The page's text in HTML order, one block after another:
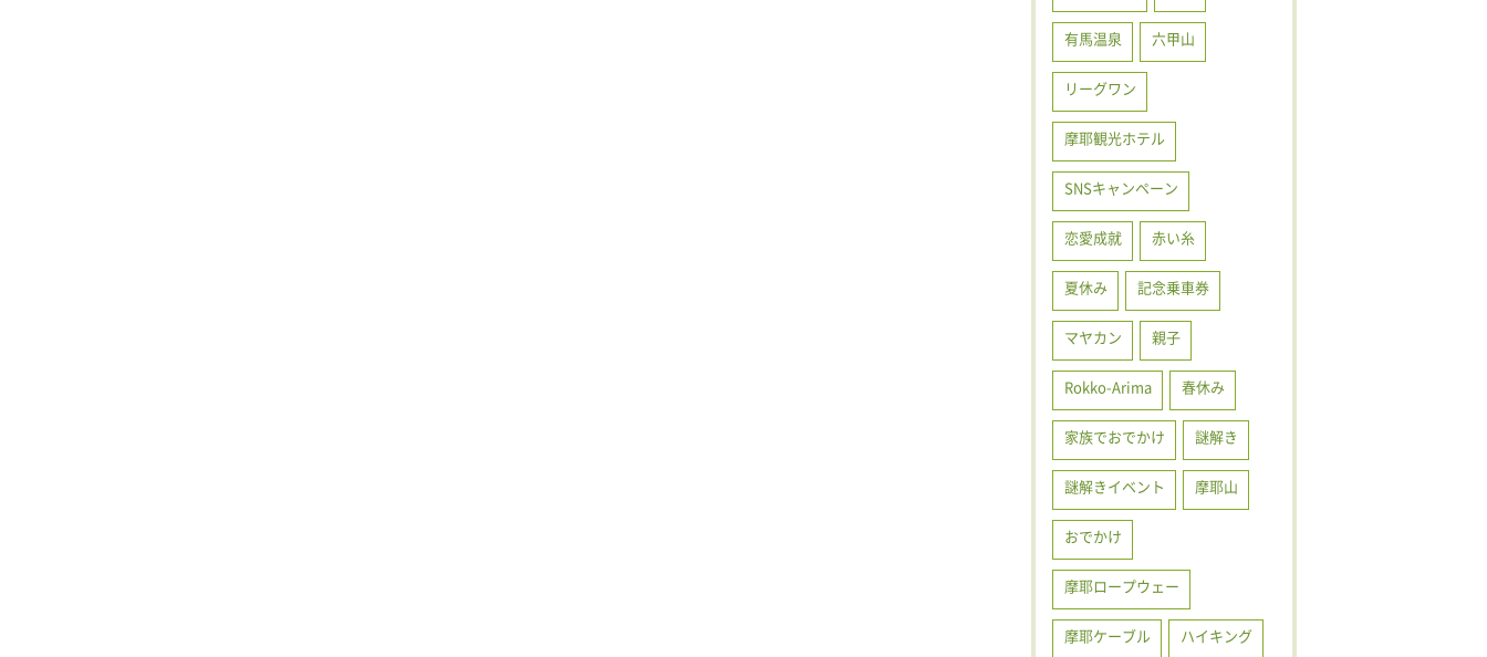
有馬温泉 六甲山
リーグワン
摩耶観光ホテル
SNSキャンペーン
恋愛成就 赤い糸
夏休み 記念乗車券
マヤカン 親子
Rokko-Arima 春休み
家族でおでかけ 謎解き
謎解きイベント 摩耶山
おでかけ
摩耶ロープウェー
摩耶ケーブル ハイキング